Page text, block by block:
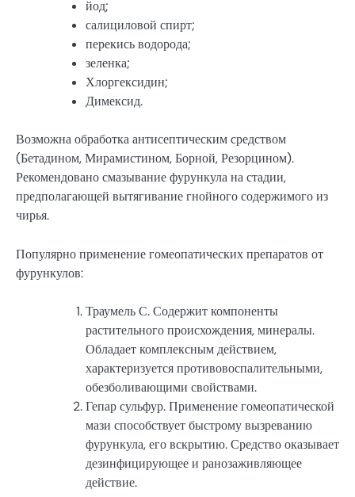
йод;
салициловой спирт;
перекись водорода;
зеленка;
Хлоргексидин;
Димексид.
Возможна обработка антисептическим средством
(Бетадином, Мирамистином, Борной, Резорцином).
Рекомендовано смазывание фурункула на стадии,
предполагающей вытягивание гнойного содержимого из
чирья.
Популярно применение гомеопатических препаратов от
фурункулов:
Траумель С. Содержит компоненты
растительного происхождения, минералы.
Обладает комплексным действием,
характеризуется противовоспалительными,
обезболивающими свойствами.
Гепар сульфур. Применение гомеопатической
мази способствует быстрому вызреванию
фурункула, его вскрытию. Средство оказывает
дезинфицирующее и ранозаживляющее
действие.